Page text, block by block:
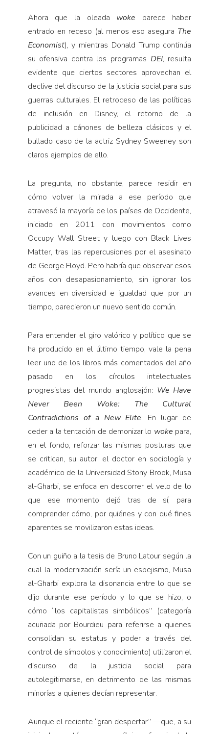
Ahora que la oleada woke parece haber
entrado en receso (al menos eso asegura The
Economist), y mientras Donald Trump continúa
su ofensiva contra los programas DEI, resulta
evidente que ciertos sectores aprovechan el
declive del discurso de la justicia social para sus
guerras culturales. El retroceso de las políticas
de inclusión en Disney, el retorno de la
publicidad a cánones de belleza clásicos y el
bullado caso de la actriz Sydney Sweeney son
claros ejemplos de ello.
La pregunta, no obstante, parece residir en
cómo volver la mirada a ese período que
atravesó la mayoría de los países de Occidente,
iniciado en 2011 con movimientos como
Occupy Wall Street y luego con Black Lives
Matter, tras las repercusiones por el asesinato
de George Floyd. Pero habría que observar esos
años con desapasionamiento, sin ignorar los
avances en diversidad e igualdad que, por un
tiempo, parecieron un nuevo sentido común.
Para entender el giro valórico y político que se
ha producido en el último tiempo, vale la pena
leer uno de los libros más comentados del año
pasado en los círculos intelectuales
progresistas del mundo anglosajón: We Have
Never Been Woke: The Cultural
Contradictions of a New Elite. En lugar de
ceder a la tentación de demonizar lo woke para,
en el fondo, reforzar las mismas posturas que
se critican, su autor, el doctor en sociología y
académico de la Universidad Stony Brook, Musa
al-Gharbi, se enfoca en descorrer el velo de lo
que ese momento dejó tras de sí, para
comprender cómo, por quiénes y con qué fines
aparentes se movilizaron estas ideas.
Con un guiño a la tesis de Bruno Latour según la
cual la modernización sería un espejismo, Musa
al-Gharbi explora la disonancia entre lo que se
dijo durante ese período y lo que se hizo, o
cómo “los capitalistas simbólicos” (categoría
acuñada por Bourdieu para referirse a quienes
consolidan su estatus y poder a través del
control de símbolos y conocimiento) utilizaron el
discurso de la justicia social para
autolegitimarse, en detrimento de las mismas
minorías a quienes decían representar.
Aunque el reciente “gran despertar” —que, a su